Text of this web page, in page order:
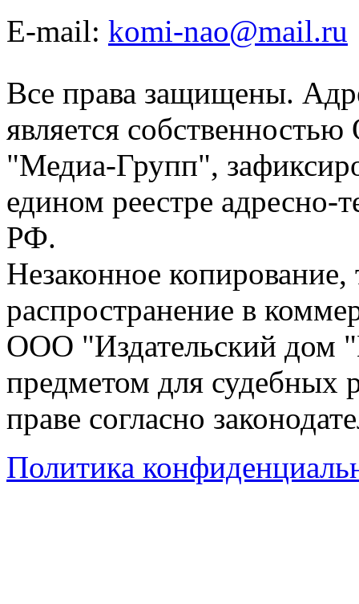
E-mail: komi-nao@mail.ru
Все права защищены.
является
"Медиа-Групп",
едином реестре адресно-
РФ.
Незаконное
распространение в
ООО "Издательский дом
предметом для судебных
праве согласно
Политика